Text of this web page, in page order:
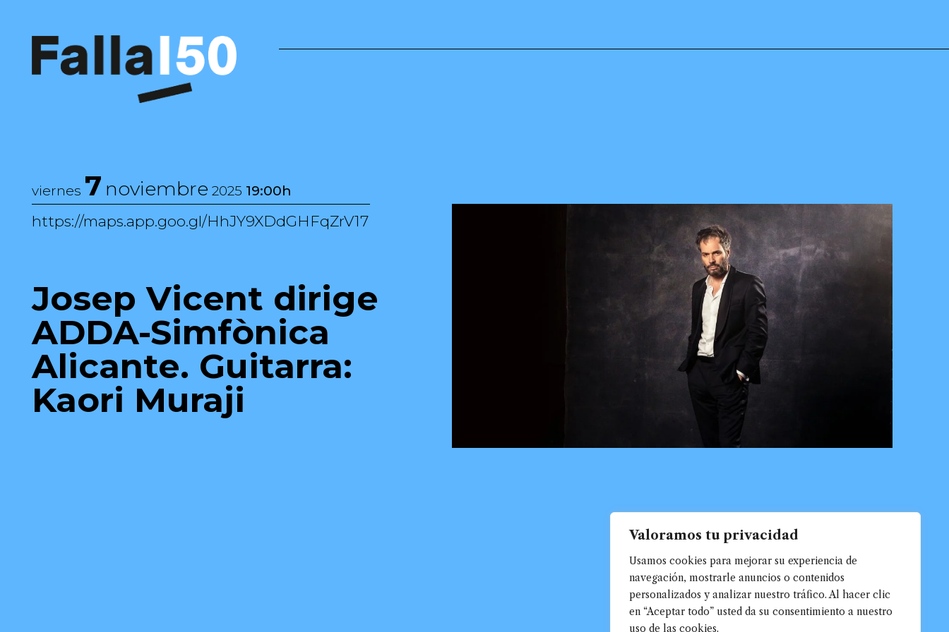
Valoramos tu privacidad
Usamos cookies para mejorar su experiencia de
navegación, mostrarle anuncios o contenidos
personalizados y analizar nuestro tráfico. Al hacer clic
en “Aceptar todo” usted da su consentimiento a nuestro
uso de las cookies.
Navegación principal
viernes 7 noviembre 2025 19:00h
https://maps.app.goo.gl/HhJY9XDdGHFqZrV17
Josep Vicent dirige
ADDA-Simfònica
Alicante. Guitarra:
Kaori Muraji